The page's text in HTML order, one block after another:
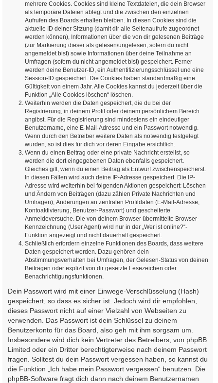
mehrere Cookies. Cookies sind kleine Textdateien, die dein Browser
als temporäre Dateien ablegt und die zwischen den einzelnen
Aufrufen des Boards erhalten bleiben. In diesen Cookies sind die
aktuelle ID deiner Sitzung (damit dir alle Seitenaufrufe zugeordnet
werden können), Informationen über die von dir gelesenen Beiträge
(zur Markierung dieser als gelesen/ungelesen; sofern du nicht
angemeldet bist) sowie Informationen über deine Teilnahme an
Umfragen (sofern du nicht angemeldet bist) gespeichert. Ferner
werden deine Benutzer-ID, ein Authentifizierungsschlüssel und eine
Session-ID gespeichert. Die Cookies haben standardmäßig eine
Gültigkeit von einem Jahr. Alle Cookies kannst du jederzeit über die
Funktion „Alle Cookies löschen“ löschen.
Weiterhin werden die Daten gespeichert, die du bei der
Registrierung, in deinem Profil oder deinem persönlichem Bereich
angibst. Für die Registrierung sind mindestens ein eindeutiger
Benutzername, eine E-Mail-Adresse und ein Passwort notwendig.
Wenn durch den Betreiber weitere Daten als notwendig festgelegt
wurden, so ist dies für dich vor deren Eingabe ersichtlich.
Wenn du einen Beitrag oder eine private Nachricht erstellst, so
werden die dort eingegebenen Daten ebenfalls gespeichert.
Gleiches gilt, wenn du einen Beitrag als Entwurf zwischenspeicherst.
In diesen Fällen wird auch deine IP-Adresse gespeichert. Die IP-
Adresse wird weiterhin bei folgenden Aktionen gespeichert: Löschen
und Ändern von Beiträgen (dazu zählen Private Nachrichten und
Umfragen), Änderungen an zentralen Profildaten (E-Mail-Adresse,
Kontoaktivierung, Benutzer-Passwort) und gescheiterte
Anmeldeversuche. Die von deinem Browser übermittelte Browser-
Kennzeichnung (User Agent) wird nur in der „Wer ist online?“-
Funktion angezeigt und nicht dauerhaft gespeichert.
Schließlich erfordern einzelne Funktionen des Boards, dass weitere
Daten gespeichert werden. Dazu gehören dein
Abstimmungsverhalten bei Umfragen, der Gelesen-Status von deinen
Beiträgen oder explizit von dir gesetzte Lesezeichen oder
Benachrichtigungsfunktionen.
Dein Passwort wird mit einer Einwege-Verschlüsselung (Hash)
gespeichert, so dass es sicher ist. Jedoch wird dir empfohlen,
dieses Passwort nicht auf einer Vielzahl von Webseiten zu
verwenden. Das Passwort ist dein Schlüssel zu deinem
Benutzerkonto für das Board, also geh mit ihm sorgsam um.
Insbesondere wird dich kein Vertreter des Betreibers, von phpBB
Limited oder ein Dritter berechtigterweise nach deinem Passwort
fragen. Solltest du dein Passwort vergessen haben, so kannst du
die Funktion „Ich habe mein Passwort vergessen“ benutzen. Die
phpBB-Software fragt dich dann nach deinem Benutzernamen